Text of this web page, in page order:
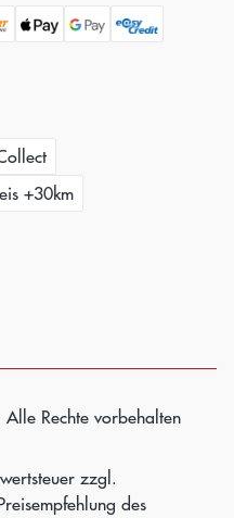
+30km
Rechte vorbehalten
zzgl.
des